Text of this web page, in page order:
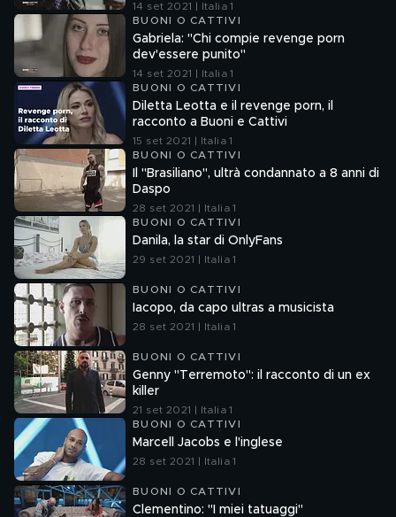
14 set 2021 | Italia 1
BUONI O CATTIVI
Gabriela: "Chi compie revenge porn
dev'essere punito"
14 set 2021 | Italia 1
BUONI O CATTIVI
Diletta Leotta e il revenge porn, il
racconto a Buoni e Cattivi
15 set 2021 | Italia 1
BUONI O CATTIVI
Il "Brasiliano", ultrà condannato a 8 anni di
Daspo
28 set 2021 | Italia 1
BUONI O CATTIVI
Danila, la star di OnlyFans
29 set 2021 | Italia 1
BUONI O CATTIVI
Iacopo, da capo ultras a musicista
28 set 2021 | Italia 1
BUONI O CATTIVI
Genny "Terremoto": il racconto di un ex
killer
21 set 2021 | Italia 1
BUONI O CATTIVI
Marcell Jacobs e l'inglese
28 set 2021 | Italia 1
BUONI O CATTIVI
Clementino: "I miei tatuaggi"